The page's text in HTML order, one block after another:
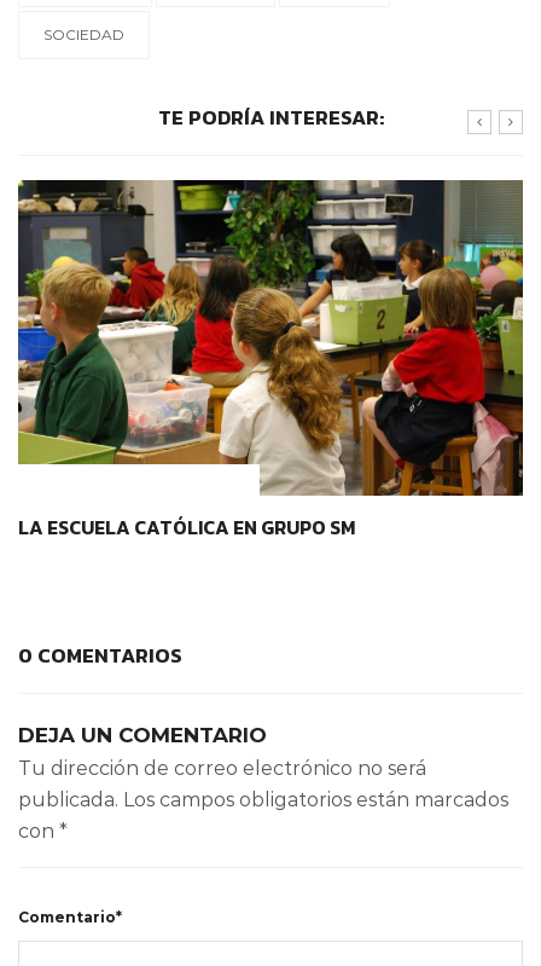
SOCIEDAD
TE PODRÍA INTERESAR:
LA ESCUELA CATÓLICA EN GRUPO SM
0 COMENTARIOS
DEJA UN COMENTARIO
Tu dirección de correo electrónico no será
publicada. Los campos obligatorios están marcados
con *
Comentario*